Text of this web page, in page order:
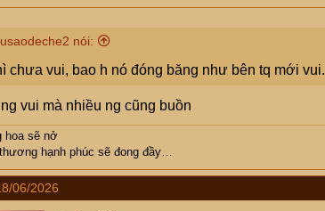
nói:
chưa vui, bao h nó đóng băng như bên tq mới vui.
vui mà nhiều ng cũng buồn
hoa sẽ nở
hạnh phúc sẽ đong đầy…
06/2026